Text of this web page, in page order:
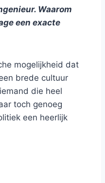
Waarom
een exacte
mogelijkheid dat
brede cultuur
die heel
toch genoeg
een heerlijk